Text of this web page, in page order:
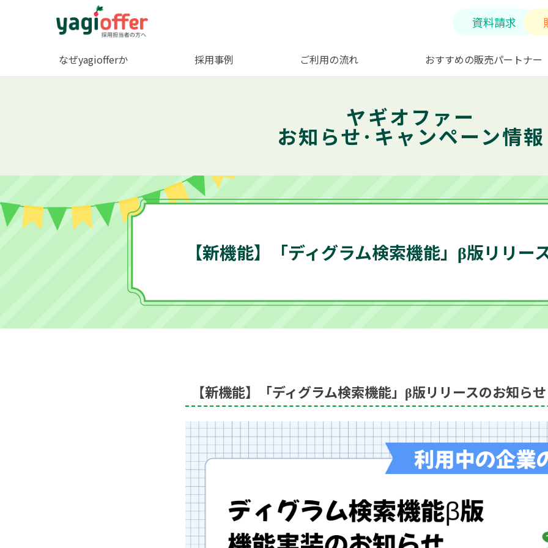
資料請求
なぜyagiofferか 採用事例 ご利用の流れ おすすめの販売パートナー
ヤギオファー
お知らせ･キャンペーン情報
【新機能】「ディグラム検索機能」β版リリー
【新機能】「ディグラム検索機能」β版リリースのお知らせ